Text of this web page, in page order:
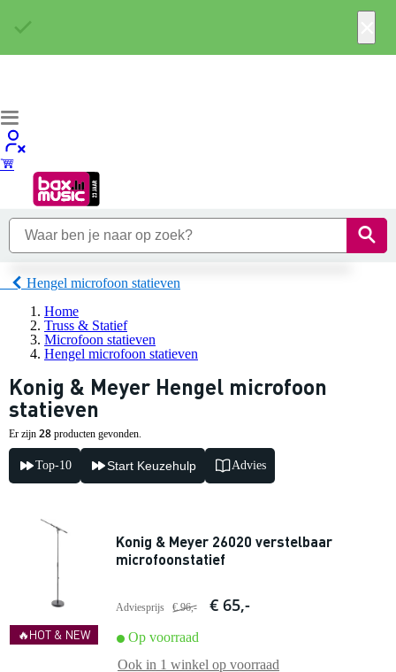
Hengel microfoon statieven
Home
Truss & Statief
Microfoon statieven
Hengel microfoon statieven
Konig & Meyer Hengel microfoon
statieven
Er zijn 28 producten gevonden.
Top-10 Start Keuzehulp Advies
🔥HOT & NEW
Konig & Meyer 26020 verstelbaar
microfoonstatief
Adviesprijs € 96,- € 65,-
Op voorraad
Ook in 1 winkel op voorraad